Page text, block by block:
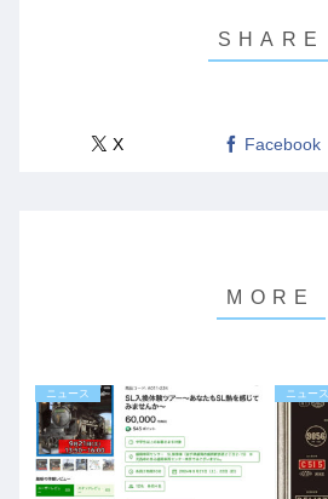
X Facebook
ニュース ニュース